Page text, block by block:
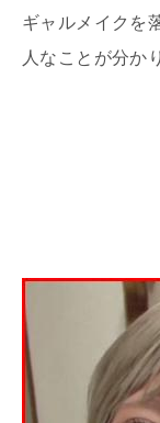
ギャルメイクを
人なことが分か